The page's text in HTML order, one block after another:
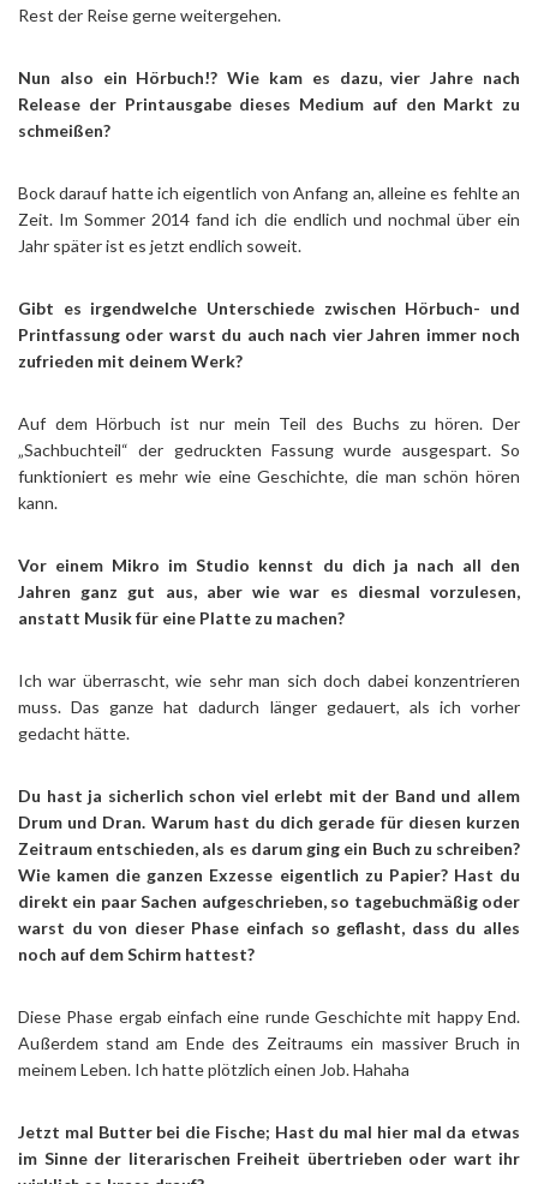
Rest der Reise gerne weitergehen.
Nun also ein Hörbuch!? Wie kam es dazu, vier Jahre nach
Release der Printausgabe dieses Medium auf den Markt zu
schmeißen?
Bock darauf hatte ich eigentlich von Anfang an, alleine es fehlte an
Zeit. Im Sommer 2014 fand ich die endlich und nochmal über ein
Jahr später ist es jetzt endlich soweit.
Gibt es irgendwelche Unterschiede zwischen Hörbuch- und
Printfassung oder warst du auch nach vier Jahren immer noch
zufrieden mit deinem Werk?
Auf dem Hörbuch ist nur mein Teil des Buchs zu hören. Der
„Sachbuchteil“ der gedruckten Fassung wurde ausgespart. So
funktioniert es mehr wie eine Geschichte, die man schön hören
kann.
Vor einem Mikro im Studio kennst du dich ja nach all den
Jahren ganz gut aus, aber wie war es diesmal vorzulesen,
anstatt Musik für eine Platte zu machen?
Ich war überrascht, wie sehr man sich doch dabei konzentrieren
muss. Das ganze hat dadurch länger gedauert, als ich vorher
gedacht hätte.
Du hast ja sicherlich schon viel erlebt mit der Band und allem
Drum und Dran. Warum hast du dich gerade für diesen kurzen
Zeitraum entschieden, als es darum ging ein Buch zu schreiben?
Wie kamen die ganzen Exzesse eigentlich zu Papier? Hast du
direkt ein paar Sachen aufgeschrieben, so tagebuchmäßig oder
warst du von dieser Phase einfach so geflasht, dass du alles
noch auf dem Schirm hattest?
Diese Phase ergab einfach eine runde Geschichte mit happy End.
Außerdem stand am Ende des Zeitraums ein massiver Bruch in
meinem Leben. Ich hatte plötzlich einen Job. Hahaha
Jetzt mal Butter bei die Fische; Hast du mal hier mal da etwas
im Sinne der literarischen Freiheit übertrieben oder wart ihr